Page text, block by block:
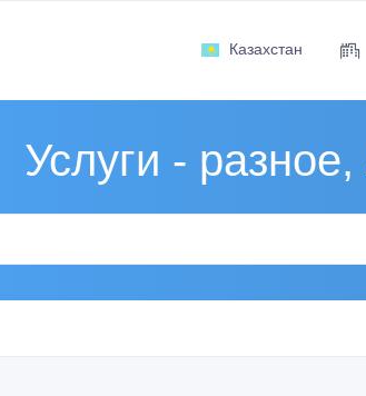
Казахстан
Услуги -